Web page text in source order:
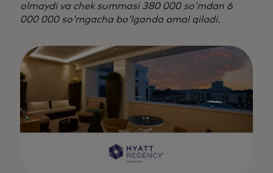
olmaydi va chek summasi 380 000 so‘mdan 6
000 000 so‘mgacha bo‘lganda amal qiladi.